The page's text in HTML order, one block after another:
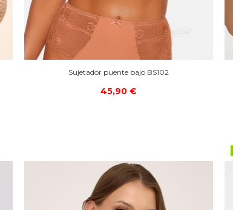
Sujetador puente bajo BS102
45,90 €